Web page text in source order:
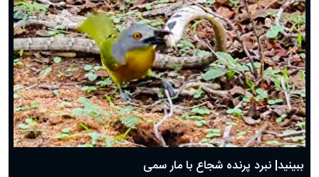
ببینید| نبرد پرنده شجاع با مار سمی